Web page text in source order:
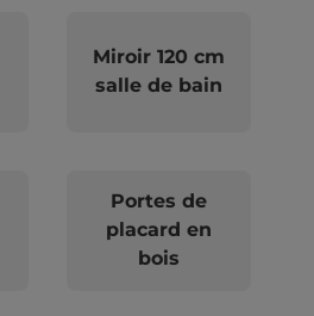
Miroir 120 cm
salle de bain
Portes de
placard en
bois